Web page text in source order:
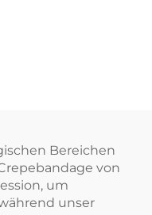
Bereichen
von
um
unser